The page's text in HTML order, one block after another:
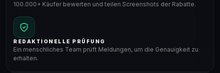
100.000+ Käufer bewerten und teilen Screenshots der Rabatte.
REDAKTIONELLE PRÜFUNG
Ein menschliches Team prüft Meldungen, um die Genauigkeit zu
erhalten.